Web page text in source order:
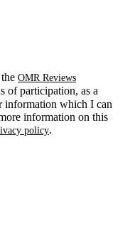
OMR Reviews
of participation, as a
information which I can
information on this
policy.